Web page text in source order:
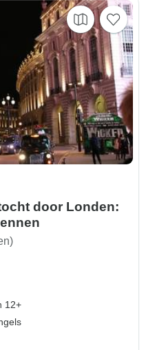
door Londen:
12+